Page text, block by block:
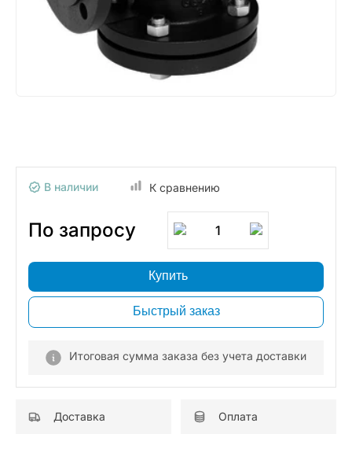
В наличии К сравнению
По запросу 1
Купить
Быстрый заказ
Итоговая сумма заказа без учета доставки
Доставка Оплата